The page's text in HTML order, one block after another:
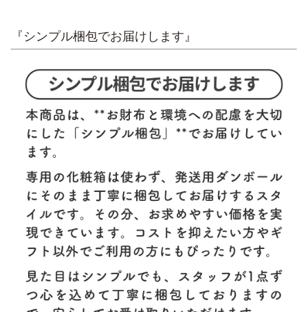
『シンプル梱包でお届けします』